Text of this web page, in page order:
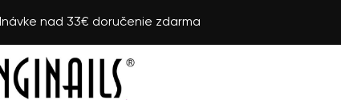
nad 33€ doručenie zdarma